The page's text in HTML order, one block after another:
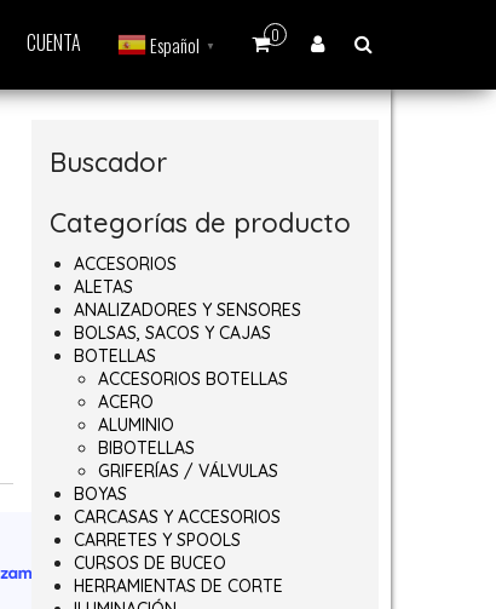
0
CUENTA Español ▼
Buscador
Categorías de producto
ACCESORIOS
ALETAS
ANALIZADORES Y SENSORES
BOLSAS, SACOS Y CAJAS
BOTELLAS
ACCESORIOS BOTELLAS
ACERO
ALUMINIO
BIBOTELLAS
GRIFERÍAS / VÁLVULAS
BOYAS
CARCASAS Y ACCESORIOS
CARRETES Y SPOOLS
CURSOS DE BUCEO
HERRAMIENTAS DE CORTE